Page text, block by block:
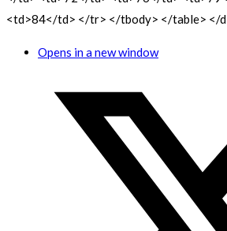
<td>84</td> </tr> </tbody> </table> </
Opens in a new window